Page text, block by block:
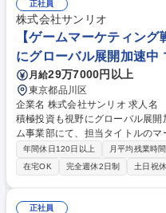
ネスを理解して法的バックアップ
ネス（国内のみならず海外も含
業務をこなせるキャリアを積める機会あり 募集職種 【法
グローバルエンターテイメント
正社員
株式会社サンリオ
【ゲームマーケティン
にグローバル展開加速中
月給29万7000円以上
東京都品川区
企業名 株式会社サンリオ 求人名 【ゲームマーケティング戦略・プロモ】
積極投資も視野にグローバル展開加速中 仕事の内容 24年立
ム事業部にて、担当タイトルの
定義、社内承認を担当します。
にも参画いただきます◎ 社内外の体制検討、配下チームのコントロール、
マーケティング部署責任者と連
として、タイトルや組織を横断
決アプローチ ※経験・スキル・
年間休日120日以上 月平均残業時
在宅OK
完全週休2日制 土日祝
正社員